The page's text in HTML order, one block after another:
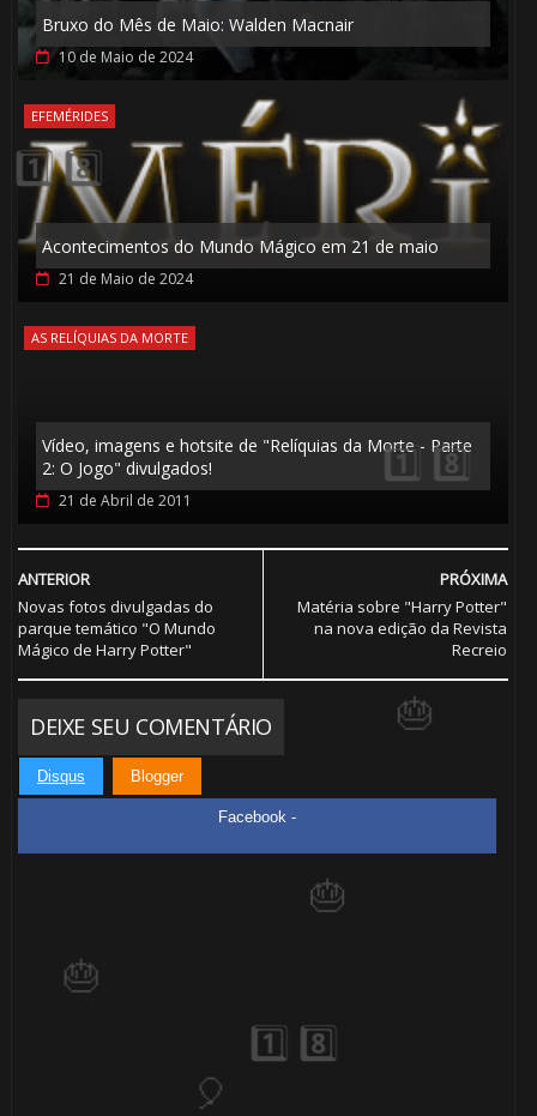
Bruxo do Mês de Maio: Walden Macnair
10 de Maio de 2024
EFEMÉRIDES
Acontecimentos do Mundo Mágico em 21 de maio
21 de Maio de 2024
AS RELÍQUIAS DA MORTE
Vídeo, imagens e hotsite de "Relíquias da Morte - Parte
2: O Jogo" divulgados!
21 de Abril de 2011
PRÓXIMA
Matéria sobre "Harry Potter"
na nova edição da Revista
Recreio
ANTERIOR
Novas fotos divulgadas do
parque temático "O Mundo
Mágico de Harry Potter"
DEIXE SEU COMENTÁRIO
Disqus Blogger
Facebook -
1️⃣ 8️⃣
1️⃣
8️⃣
1️⃣ 8️⃣